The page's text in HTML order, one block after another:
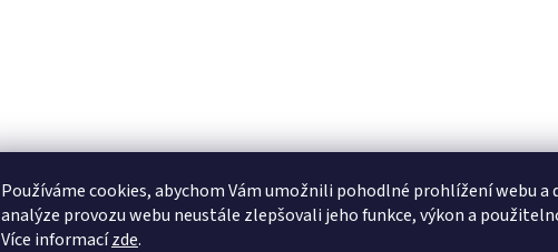
Používáme cookies, abychom Vám umožnili pohodlné prohlížení webu a
analýze provozu webu neustále zlepšovali jeho funkce, výkon a
Více informacízde.